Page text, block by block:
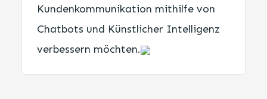
Kundenkommunikation mithilfe von
Chatbots und Künstlicher Intelligenz
verbessern möchten.